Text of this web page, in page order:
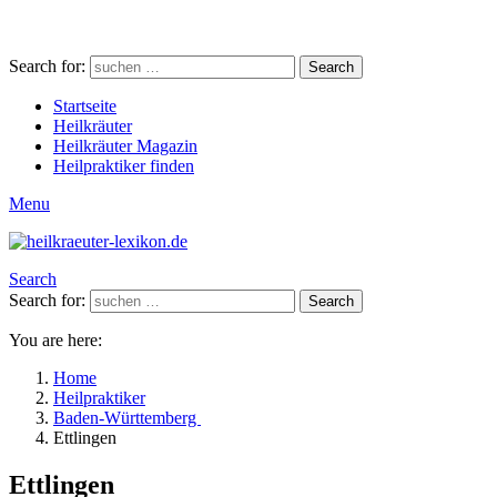
Search for: Search
Startseite
Heilkräuter
Heilkräuter Magazin
Heilpraktiker finden
Menu
Search
Search for:
Search
You are here:
Home
Heilpraktiker
Baden-Württemberg
Ettlingen
Ettlingen